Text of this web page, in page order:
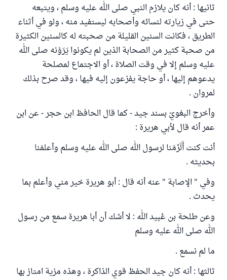
ثانيها : أنه كان يلازم النبي صلى الله عليه وسلم ، ويتبعه
حتى في زيارته لنسائه وأصحابه ليستفيد منه ، ولو في أثناء
الطريق ، فكانت السنين القليلة من صحبته له كالسنين الكثيرة
من صحبة كثير من الصحابة الذين لم يكونوا يَرَوْنه صلى الله
عليه وسلم إلا في وقت الصلاة ، أو الاجتماع لمصلحة
يدعوهم إليها ، أو حاجة يفزعون إليه فيها ، وقد صرح بذلك
لمروان .
وأخرج البغويّ بسند جيد - كما قال الحافظ ابن حجر - عن ابن
عمر أنه قال لأبي هريرة :
أنت كنت أَلَزَمَنا لرسول الله صلى الله عليه وسلم وأعلمَنا
بحديثه .
وفي " الإصابة " عنه أنه قال : أبو هريرة خير مني وأعلم بما
يحدث .
وعن طلحة بن عُبيد الله : لا أشك أن أبا هريرة سمع من رسول
الله صلى الله عليه وسلم
ما لم نسمع .
ثالثها : أنه كان جيد الحفظ قوي الذاكرة ، وهذه مزية امتاز بها